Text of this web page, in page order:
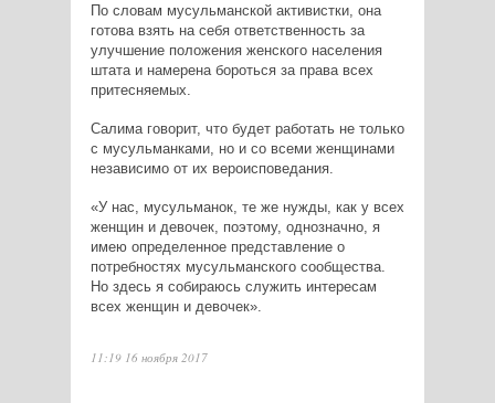
По словам мусульманской активистки, она
готова взять на себя ответственность за
улучшение положения женского населения
штата и намерена бороться за права всех
притесняемых.
Салима говорит, что будет работать не только
с мусульманками, но и со всеми женщинами
независимо от их вероисповедания.
«У нас, мусульманок, те же нужды, как у всех
женщин и девочек, поэтому, однозначно, я
имею определенное представление о
потребностях мусульманского сообщества.
Но здесь я собираюсь служить интересам
всех женщин и девочек».
11:19 16 ноября 2017